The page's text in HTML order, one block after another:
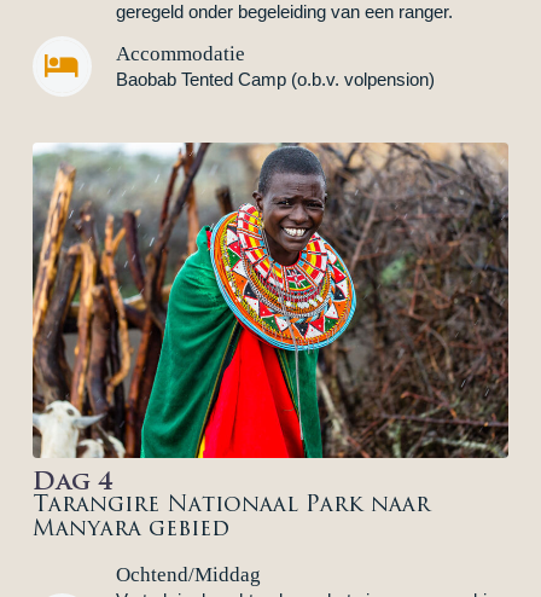
geregeld onder begeleiding van een ranger.

 Accommodatie
Baobab Tented Camp (o.b.v. volpension)
Dag 4
Tarangire Nationaal Park naar
Manyara gebied
Ochtend/Middag